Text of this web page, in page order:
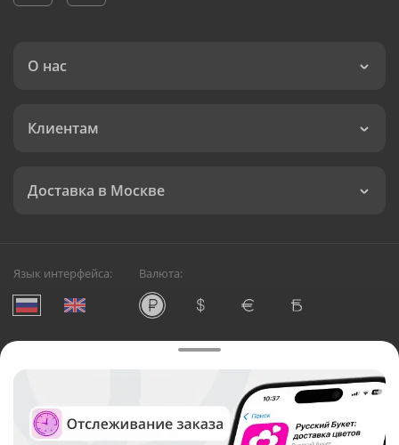
О нас
Клиентам
Доставка в Москве
Язык интерфейса: Валюта:
Служба круглосуточной доставки цветов в Москве
Русский Букет, 2026
Общество с ограниченной ответственностью «Технология»
ОГРН: 1195476081745, ИНН: 5410081997
Юридический адрес: г. Новосибирск, ул. Ипподромская,